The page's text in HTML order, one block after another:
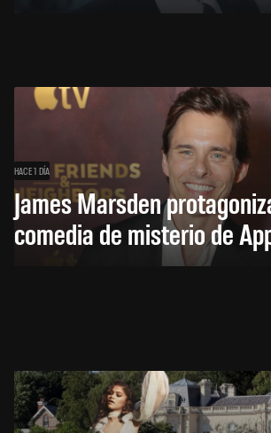
HACE 1 DÍA
James Marsden
comedia de misterio de